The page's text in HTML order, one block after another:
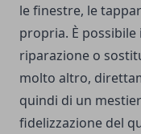
le finestre, le
propria. È
riparazione o
molto altro,
quindi di un
fidelizzazione del